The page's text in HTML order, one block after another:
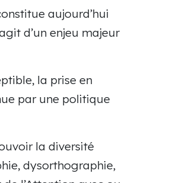
aujourd’hui
d’un enjeu majeur
la prise en
par une politique
la diversité
dysorthographie,